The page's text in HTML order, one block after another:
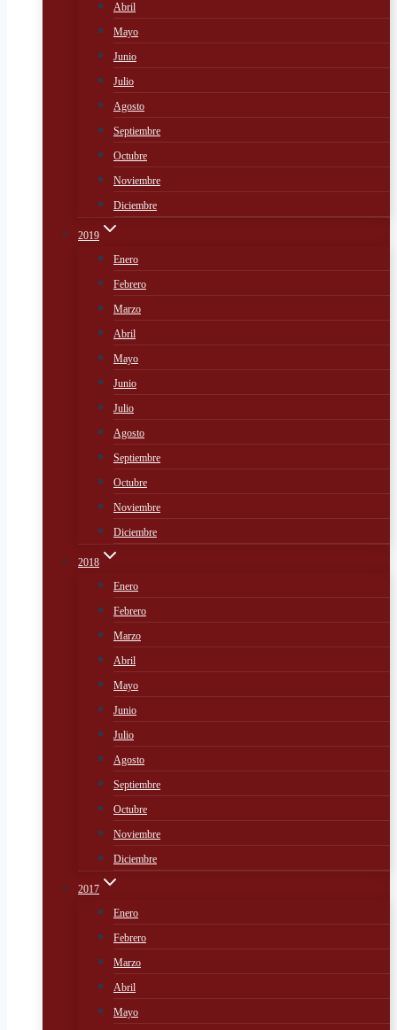
Abril
Mayo
Junio
Julio
Agosto
Septiembre
Octubre
Noviembre
Diciembre
2019
Enero
Febrero
Marzo
Abril
Mayo
Junio
Julio
Agosto
Septiembre
Octubre
Noviembre
Diciembre
2018
Enero
Febrero
Marzo
Abril
Mayo
Junio
Julio
Agosto
Septiembre
Octubre
Noviembre
Diciembre
2017
Enero
Febrero
Marzo
Abril
Mayo